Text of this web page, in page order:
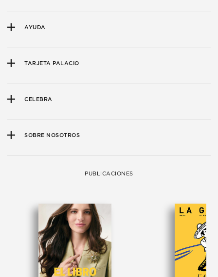
AYUDA
TARJETA PALACIO
CELEBRA
SOBRE NOSOTROS
PUBLICACIONES